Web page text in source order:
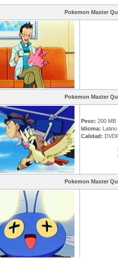
Pokemon Master
Pokemon Master
Peso: 200 MB
Idioma:
Calidad:
Pokemon Master